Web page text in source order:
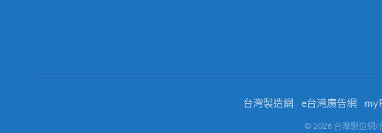
台灣製造網 e台灣廣告網
© 2026 台灣製造網/